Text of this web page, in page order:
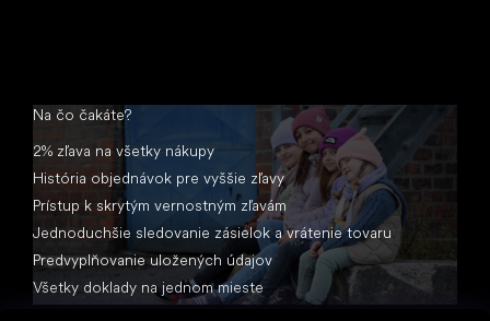
Na čo čakáte?
2% zľava na všetky nákupy
História objednávok pre vyššie zľavy
Prístup k skrytým vernostným zľavám
Jednoduchšie sledovanie zásielok a vrátenie tovaru
Predvyplňovanie uložených údajov
Všetky doklady na jednom mieste